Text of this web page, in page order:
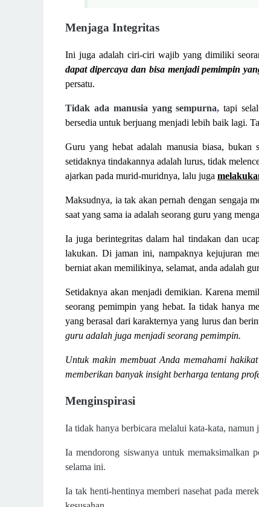
Menjaga Integritas
Ini juga adalah ciri-ciri wajib yang dimiliki
dapat dipercaya dan bisa menjadi pemimpin
persatu.
Tidak ada manusia yang sempurna, tapi
bersedia untuk berjuang menjadi lebih baik lagi.
Guru yang hebat adalah manusia biasa, bukan
setidaknya tindakannya adalah lurus, tidak
ajarkan pada murid-muridnya, lalu juga
Maksudnya, ia tak akan pernah dengan sengaja
saat yang sama ia adalah seorang guru yang
Ia juga berintegritas dalam hal tindakan dan
lakukan. Di jaman ini, nampaknya kejujuran
berniat akan memilikinya, selamat, anda adalah
Setidaknya akan menjadi demikian. Karena
seorang pemimpin yang hebat. Ia tidak hanya
yang berasal dari karakternya yang lurus dan
guru adalah juga menjadi seorang pemimpin.
Untuk makin membuat Anda memahami
memberikan banyak insight berharga tentang
Menginspirasi
Ia tidak hanya berbicara melalui kata-kata, namun
Ia mendorong siswanya untuk memaksimalkan
selama ini.
Ia tak henti-hentinya memberi nasehat pada